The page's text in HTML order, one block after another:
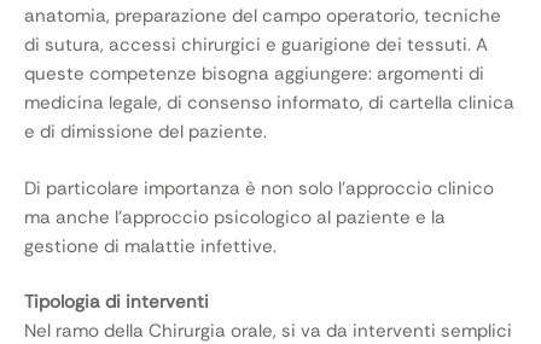
anatomia, preparazione del campo operatorio, tecniche
di sutura, accessi chirurgici e guarigione dei tessuti. A
queste competenze bisogna aggiungere: argomenti di
medicina legale, di consenso informato, di cartella clinica
e di dimissione del paziente.
Di particolare importanza è non solo l’approccio clinico
ma anche l’approccio psicologico al paziente e la
gestione di malattie infettive.
Tipologia di interventi
Nel ramo della Chirurgia orale, si va da interventi semplici